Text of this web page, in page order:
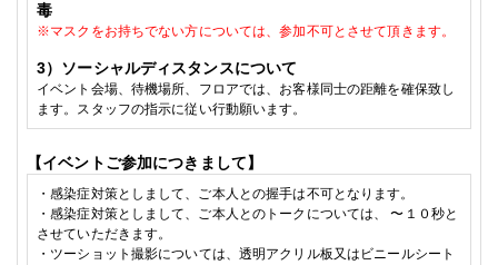
毒
※マスクをお持ちでない方については、参加不可とさせて頂きます。
3）ソーシャルディスタンスについて
イベント会場、待機場所、フロアでは、お客様同士の距離を確保致し
ます。スタッフの指示に従い行動願います。
【イベントご参加につきまして】
・感染症対策としまして、 ご本人との握手は不可となります。
・感染症対策としまして、 ご本人とのトークについては、 〜１０秒と
させていただきます。
・ツーショット撮影については、透明アクリル板又はビニールシート